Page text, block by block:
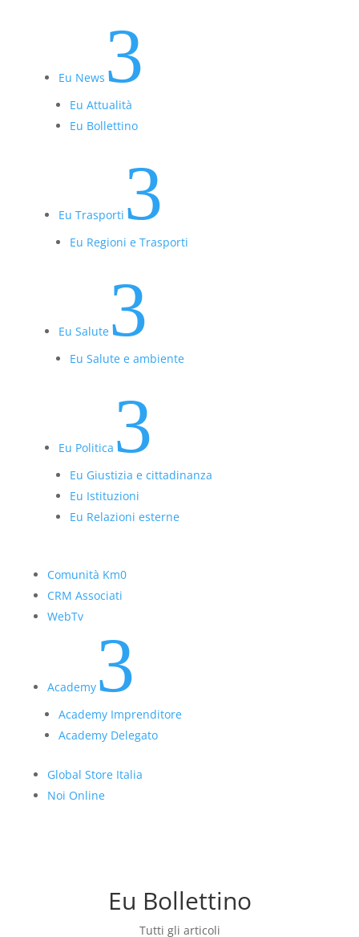
Eu News 3
Eu Attualità
Eu Bollettino
Eu Trasporti 3
Eu Regioni e Trasporti
Eu Salute3
Eu Salute e ambiente
Eu Politica 3
Eu Giustizia e cittadinanza
Eu Istituzioni
Eu Relazioni esterne
Comunità Km0
CRM Associati
WebTv
Academy3
Academy Imprenditore
Academy Delegato
Global Store Italia
Noi Online
Eu Bollettino
Tutti gli articoli